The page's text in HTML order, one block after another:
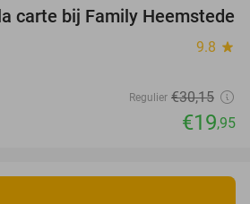
34%
carte bij Family Heemstede
9.8 star
Regulier €30,15
€19,95